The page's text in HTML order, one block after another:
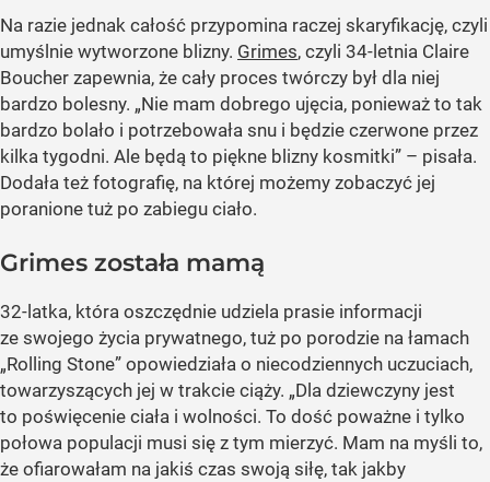
Na razie jednak całość przypomina raczej skaryfikację, czyli
umyślnie wytworzone blizny. Grimes, czyli 34-letnia Claire
Boucher zapewnia, że cały proces twórczy był dla niej
bardzo bolesny. „Nie mam dobrego ujęcia, ponieważ to tak
bardzo bolało i potrzebowała snu i będzie czerwone przez
kilka tygodni. Ale będą to piękne blizny kosmitki” – pisała.
Dodała też fotografię, na której możemy zobaczyć jej
poranione tuż po zabiegu ciało.
Grimes została mamą
32-latka, która oszczędnie udziela prasie informacji
ze swojego życia prywatnego, tuż po porodzie na łamach
„Rolling Stone” opowiedziała o niecodziennych uczuciach,
towarzyszących jej w trakcie ciąży. „Dla dziewczyny jest
to poświęcenie ciała i wolności. To dość poważne i tylko
połowa populacji musi się z tym mierzyć. Mam na myśli to,
że ofiarowałam na jakiś czas swoją siłę, tak jakby